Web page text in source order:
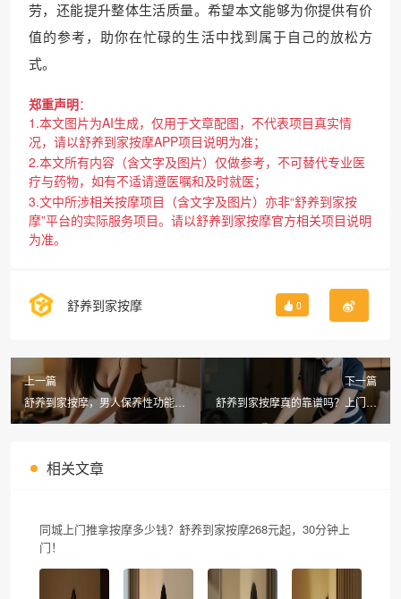
劳，还能提升整体生活质量。希望本文能够为你提供有价
值的参考，助你在忙碌的生活中找到属于自己的放松方
式。
郑重声明：
1.本文图片为AI生成，仅用于文章配图，不代表项目真实情
况，请以舒养到家按摩APP项目说明为准；
2.本文所有内容（含文字及图片）仅做参考，不可替代专业医
疗与药物，如有不适请遵医嘱和及时就医；
3.文中所涉相关按摩项目（含文字及图片）亦非“舒养到家按
摩”平台的实际服务项目。请以舒养到家按摩官方相关项目说明
为准。
舒养到家按摩 0
上一篇
舒养到家按摩，男人保养性功能的
方法三九天养生指南
下一篇
舒养到家按摩真的靠谱吗？上门到
家按摩有什么套路需警惕
相关文章
同城上门推拿按摩多少钱？舒养到家按摩268元起，30分钟上
门！